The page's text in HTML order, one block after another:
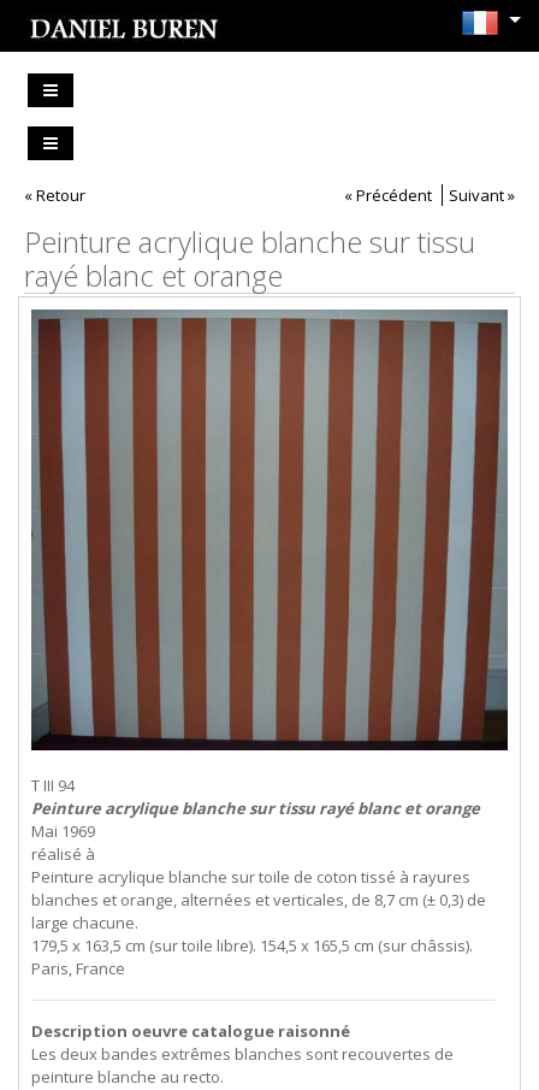
« Retour « Précédent Suivant »
Peinture acrylique blanche sur tissu
rayé blanc et orange
T III 94
Peinture acrylique blanche sur tissu rayé blanc et orange
Mai 1969
réalisé à
Peinture acrylique blanche sur toile de coton tissé à rayures
blanches et orange, alternées et verticales, de 8,7 cm (± 0,3) de
large chacune.
179,5 x 163,5 cm (sur toile libre). 154,5 x 165,5 cm (sur châssis).
Paris, France
Description oeuvre catalogue raisonné
Les deux bandes extrêmes blanches sont recouvertes de
peinture blanche au recto.